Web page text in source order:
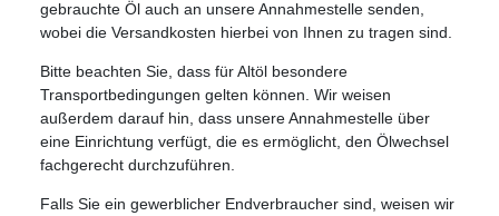
gebrauchte Öl auch an unsere Annahmestelle senden,
wobei die Versandkosten hierbei von Ihnen zu tragen sind.
Bitte beachten Sie, dass für Altöl besondere
Transportbedingungen gelten können. Wir weisen
außerdem darauf hin, dass unsere Annahmestelle über
eine Einrichtung verfügt, die es ermöglicht, den Ölwechsel
fachgerecht durchzuführen.
Falls Sie ein gewerblicher Endverbraucher sind, weisen wir